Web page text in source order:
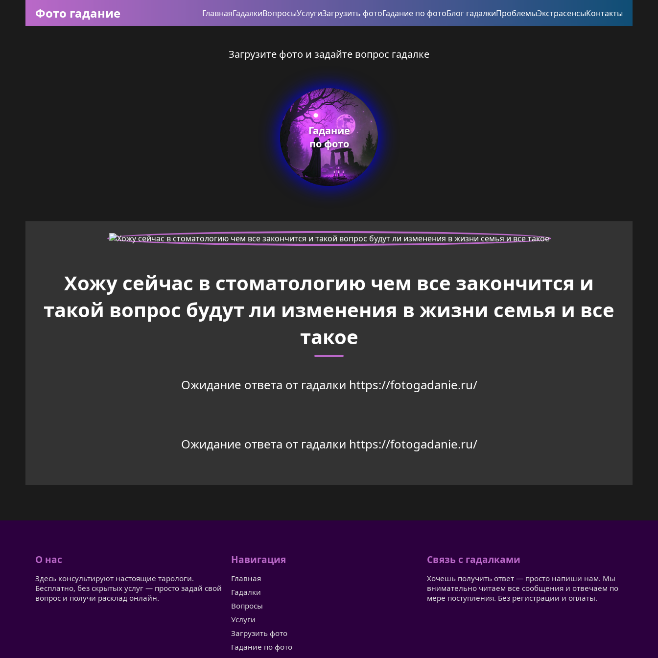
Фото гадание ГлавнаяГадалкиВопросыУслугиЗагрузить фотоГадание по фотоБлог гадалкиПроблемыЭкстрасенсыКонтакты
Загрузите фото и задайте вопрос гадалке
Гадание
по фото
Хожу сейчас в стоматологию чем все закончится и
такой вопрос будут ли изменения в жизни семья и все
такое
Ожидание ответа от гадалки https://fotogadanie.ru/
Ожидание ответа от гадалки https://fotogadanie.ru/
О нас
Здесь консультируют настоящие тарологи.
Бесплатно, без скрытых услуг — просто задай свой
вопрос и получи расклад онлайн.
Навигация
Главная
Гадалки
Вопросы
Услуги
Загрузить фото
Гадание по фото
Связь с гадалками
Хочешь получить ответ — просто напиши нам. Мы
внимательно читаем все сообщения и отвечаем по
мере поступления. Без регистрации и оплаты.